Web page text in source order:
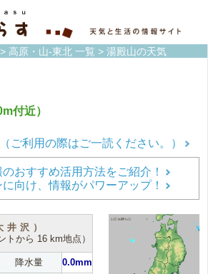
> 高原・山-東北 一覧 > 湯殿山の天気
付近）
ご利用の際はご一読ください。）
おすすめ活用方法をご紹介！
向け、情報がパワーアップ！
井沢）
トから 16 km地点）
降水量
0.0mm